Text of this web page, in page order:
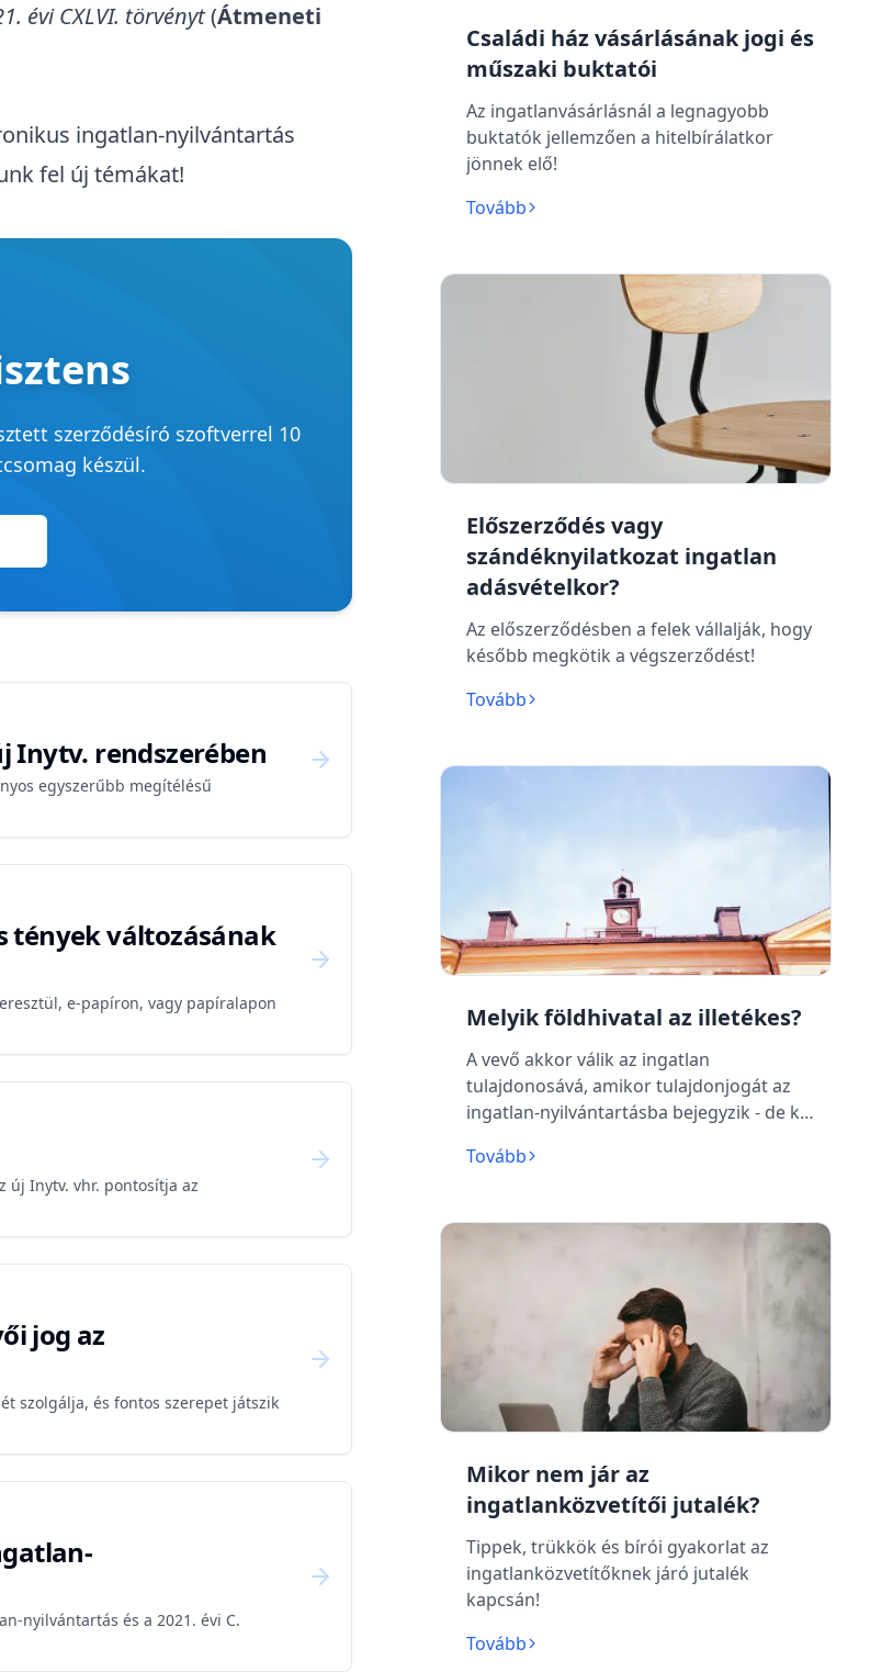
évi CXLVI. törvényt(Átmeneti
ingatlan-nyilvántartás
fel új témákat!
szerződésíró szoftverrel 10
készül.
Inytv. rendszerében
egyszerűbb megítélésű
tények változásának
e-papíron, vagy papíralapon
új Inytv. vhr. pontosítja az
jog az
szolgálja, és fontos szerepet játszik
nyilvántartás és a 2021. évi C.
Családi ház vásárlásának jogi és
műszaki buktatói
Az ingatlanvásárlásnál a legnagyobb
buktatók jellemzően a hitelbírálatkor
jönnek elő!
Tovább
Előszerződés vagy
szándéknyilatkozat ingatlan
adásvételkor?
Az előszerződésben a felek vállalják, hogy
később megkötik a végszerződést!
Tovább
Melyik földhivatal az illetékes?
A vevő akkor válik az ingatlan
tulajdonosává, amikor tulajdonjogát az
ingatlan-nyilvántartásba bejegyzik - de ki
Tovább
Mikor nem jár az
ingatlanközvetítői jutalék?
Tippek, trükkök és bírói gyakorlat az
ingatlanközvetítőknek járó jutalék
kapcsán!
Tovább